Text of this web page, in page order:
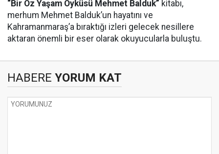
“Bir Öz Yaşam Öyküsü Mehmet Balduk” kitabı,
merhum Mehmet Balduk’un hayatını ve
Kahramanmaraş’a bıraktığı izleri gelecek nesillere
aktaran önemli bir eser olarak okuyucularla buluştu.
HABERE YORUM KAT